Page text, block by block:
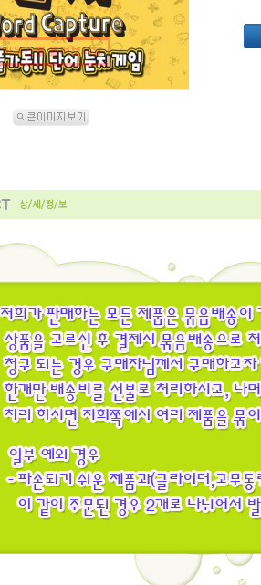
마우스를 올려보세요